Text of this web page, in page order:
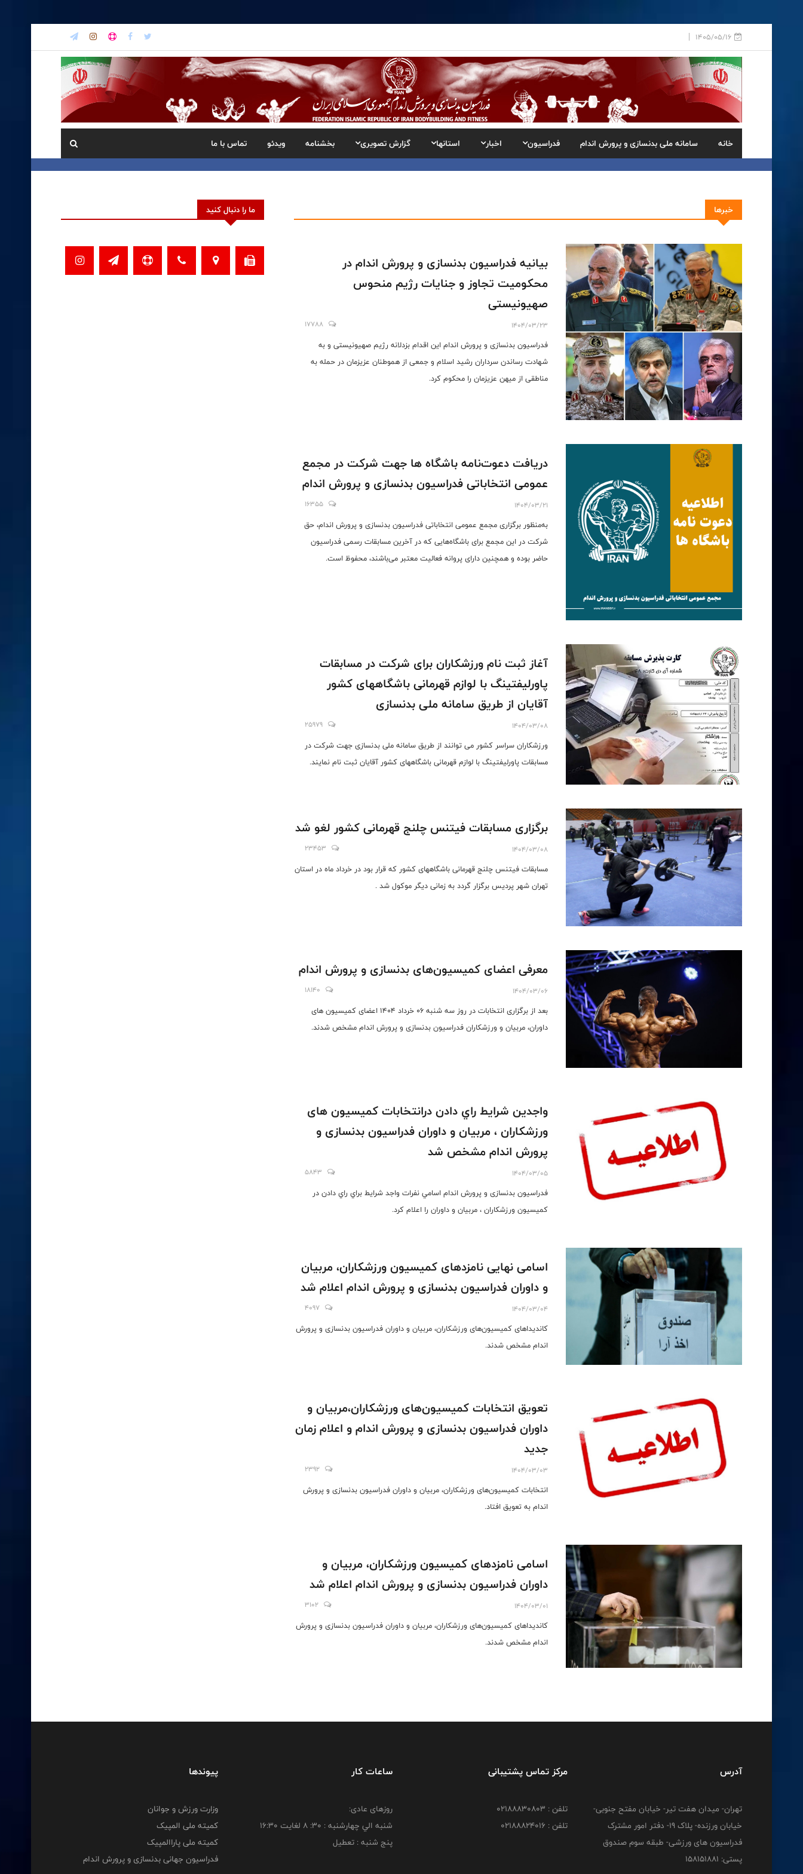
1405/05/16
خانه سامانه ملی بدنسازی و پرورش اندام فدراسیون اخبار استانها گزارش تصویری بخشنامه ویدئو تماس با ما
خبرها
بیانیه فدراسیون بدنسازی و پرورش اندام در
محکومیت تجاوز و جنایات رژیم منحوس
صهیونیستی
1404/03/23
17788
فدراسیون بدنسازی و پرورش اندام این اقدام بزدلانه رژیم صهیونیستی و به
شهادت رساندن سرداران رشید اسلام و جمعی از هموطنان عزیزمان در حمله به
مناطقی از میهن عزیزمان را محکوم کرد.
دریافت دعوت‌نامه باشگاه ها جهت شرکت در مجمع
عمومی انتخاباتی فدراسیون بدنسازی و پرورش اندام
1404/03/21
16355
به‌منظور برگزاری مجمع عمومی انتخاباتی فدراسیون بدنسازی و پرورش اندام، حق
شرکت در این مجمع برای باشگاه‌هایی که در آخرین مسابقات رسمی فدراسیون
حاضر بوده و همچنین دارای پروانه فعالیت معتبر می‌باشند، محفوظ است.
آغاز ثبت نام ورزشکاران برای شرکت در مسابقات
پاورلیفتینگ با لوازم قهرمانی باشگاههای کشور
آقایان از طریق سامانه ملی بدنسازی
1404/03/08
25979
ورزشکاران سراسر کشور می توانند از طریق سامانه ملی بدنسازی جهت شرکت در
مسابقات پاورلیفتینگ با لوازم قهرمانی باشگاههای کشور آقایان ثبت نام نمایند.
برگزاری مسابقات فیتنس چلنج قهرمانی کشور لغو شد
1404/03/08
23453
مسابقات فیتنس چلنج قهرمانی باشگاههای کشور که قرار بود در خرداد ماه در استان
تهران شهر پردیس برگزار گردد به زمانی دیگر موکول شد .
معرفی اعضای کمیسیون‌های بدنسازی و پرورش اندام
1404/03/06
18140
بعد از برگزاری انتخابات در روز سه شنبه 06 خرداد 1404 اعضای کمیسیون های
داوران، مربیان و ورزشکاران فدراسیون بدنسازی و پرورش اندام مشخص شدند.
واجدين شرايط راي دادن درانتخابات كميسيون های
ورزشكاران ، مربیان و داوران فدراسيون بدنسازی و
پرورش اندام مشخص شد
1404/03/05
5843
فدراسيون بدنسازی و پرورش اندام اسامي نفرات واجد شرايط براي راي دادن در
كميسيون ورزشكاران ، مربیان و داوران را اعلام كرد.
اسامی نهایی نامزدهای کمیسیون ورزشکاران، مربیان
و داوران فدراسیون بدنسازی و پرورش اندام اعلام شد
1404/03/04
4097
کاندیداهای کمیسیون‌های ورزشکاران، مربیان و داوران فدراسیون بدنسازی و پرورش
اندام مشخص شدند.
تعویق انتخابات کمیسیون‌های ورزشکاران،مربیان و
داوران فدراسیون بدنسازی و پرورش اندام و اعلام زمان
جدید
1404/03/03
2392
انتخابات کمیسیون‌های ورزشکاران، مربیان و داوران فدراسیون بدنسازی و پرورش
اندام به تعویق افتاد.
اسامی نامزدهای کمیسیون ورزشکاران، مربیان و
داوران فدراسیون بدنسازی و پرورش اندام اعلام شد
1404/03/01
3102
کاندیداهای کمیسیون‌های ورزشکاران، مربیان و داوران فدراسیون بدنسازی و پرورش
اندام مشخص شدند.
ما را دنبال کنید
آدرس
تهران- میدان هفت تیر- خیابان مفتح جنوبی-
خیابان ورزنده- پلاک 19- دفتر امور مشترک
فدراسیون های ورزشی- طبقه سوم صندوق
پستی: 158151881
مرکز تماس پشتیبانی
تلفن : 02188830803
تلفن : 02188824016
ساعات کار
روزهای عادی:
شنبه الي چهارشنبه : 30: 8 لغايت 16:30
پنج شنبه : تعطیل
پیوندها
وزارت ورزش و جوانان
کمیته ملی المپیک
کمیته ملی پاراالمپیک
فدراسیون جهانی بدنسازی و پرورش اندام